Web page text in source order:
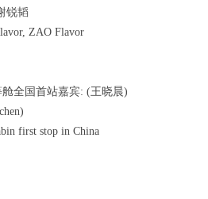
锐韬
ZAO Flavor
全国首站嘉宾: (王晓晨)
first stop in China